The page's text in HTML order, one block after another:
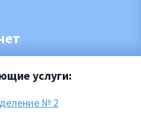
услуги:
№ 2